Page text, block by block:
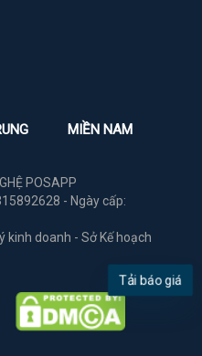
Tải báo giá
MIỀN NAM
POSAPP
- Ngày cấp:
kinh doanh - Sở Kế hoạch